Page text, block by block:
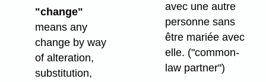
"change"
means any
change by way
of alteration,
substitution,
avec une autre
personne sans
être mariée avec
elle. ("common-
law partner")